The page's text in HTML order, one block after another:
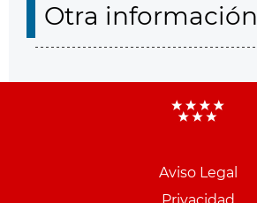
Otra información
Aviso Legal